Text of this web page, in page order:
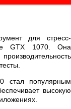
для стресс-
GTX 1070. Она
стал популярным
высокую